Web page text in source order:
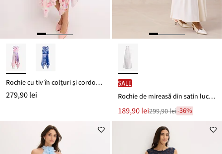
Rochie cu tiv în colțuri și cordon, din șifon
279,90 lei
SALE
Rochie de mireasă din satin lucios cu dantelă
Noul
preț
189,90 lei
Reducere299,90 lei-36%